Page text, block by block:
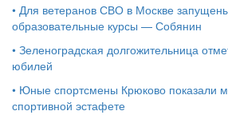
• Для ветеранов СВО в Москве
образовательные курсы — Собянин
• Зеленоградская долгожительница
юбилей
• Юные спортсмены Крюково показали
спортивной эстафете